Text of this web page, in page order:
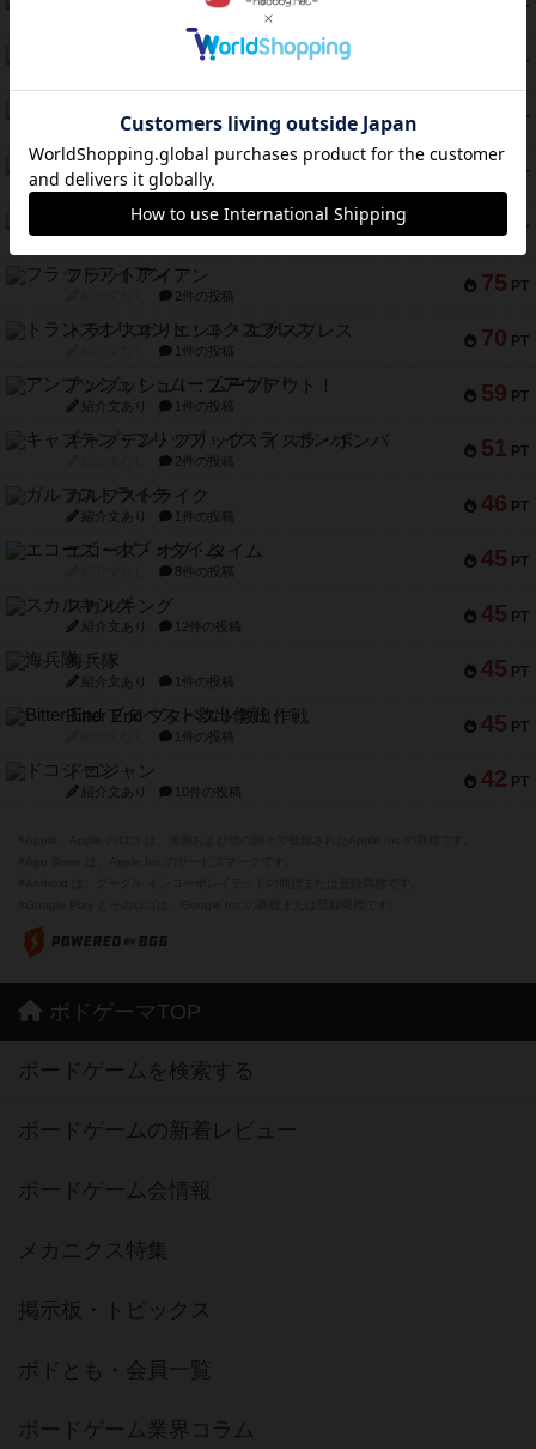
PT
PT
PT
紹介文あり 6件の投稿
PT
ノームズ・アット・ナイト
紹介文なし 1件の投稿
76 PT
マーリン
紹介文あり 6件の投稿
75 PT
フラットアイアン
2件の投稿
70 PT
トランスオリエント・エクスプレス
1件の投稿
59 PT
アンブッシュ！：ムーブアウト！
紹介文あり 1件の投稿
51 PT
キャプテン・フリップ：イスラ・ボンバ
2件の投稿
46 PT
ガルフストライク
紹介文あり 1件の投稿
45 PT
エコーズ・オブ・タイム
8件の投稿
45 PT
スカルキング
紹介文あり 12件の投稿
45 PT
海兵隊
紹介文あり 1件の投稿
45 PT
Bitter End ブタペスト救出作戦
1件の投稿
42 PT
ドコジャン
紹介文あり 10件の投稿
ボドゲーマTOP
ボードゲームを検索する
ボードゲームの新着レビュー
ボードゲーム会情報
メカニクス特集
掲示板・トピックス
ボドとも・会員一覧
ボードゲーム業界コラム